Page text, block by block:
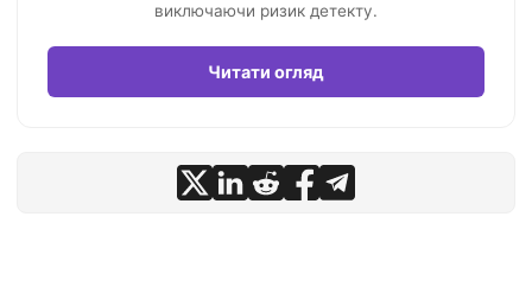
виключаючи ризик детекту.
Читати огляд